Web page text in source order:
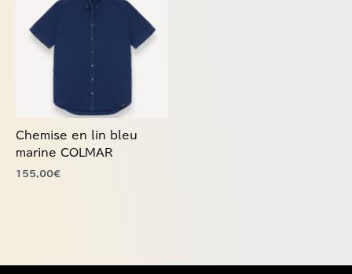
Chemise en lin bleu
marine COLMAR
155,00€
plusieurs
variations.
choisies
page